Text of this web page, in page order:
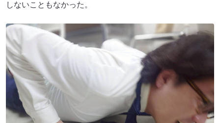
しないこともなかった。